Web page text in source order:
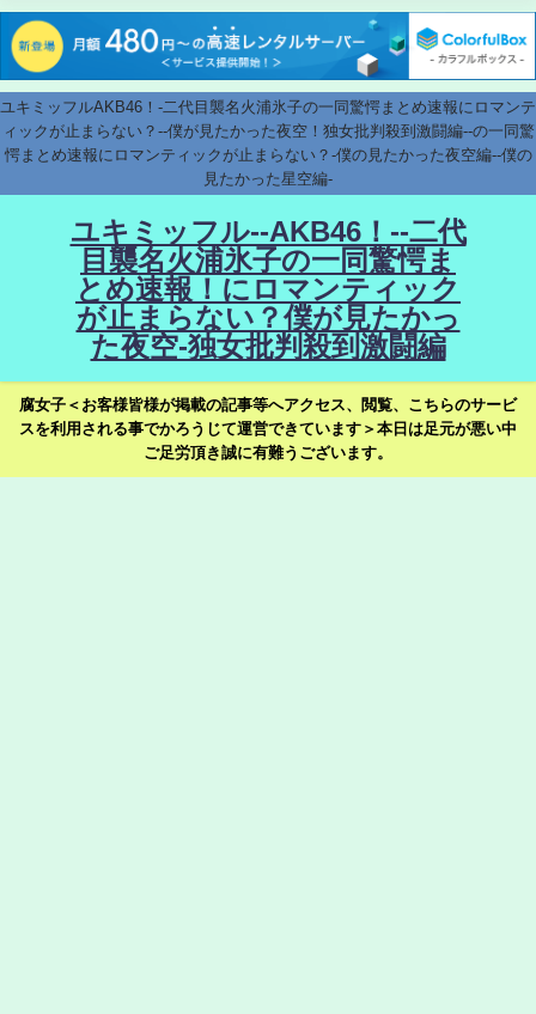
ユキミッフルAKB46！-二代目襲名火浦氷子の一同驚愕まとめ速報にロマンテ
ィックが止まらない？--僕が見たかった夜空！独女批判殺到激闘編--の一同驚
愕まとめ速報にロマンティックが止まらない？-僕の見たかった夜空編--僕の
見たかった星空編-
ユキミッフル--AKB46！--二代
目襲名火浦氷子の一同驚愕ま
とめ速報！にロマンティック
が止まらない？僕が見たかっ
た夜空-独女批判殺到激闘編
腐女子＜お客様皆様が掲載の記事等へアクセス、閲覧、こちらのサービ
スを利用される事でかろうじて運営できています＞本日は足元が悪い中
ご足労頂き誠に有難うございます。